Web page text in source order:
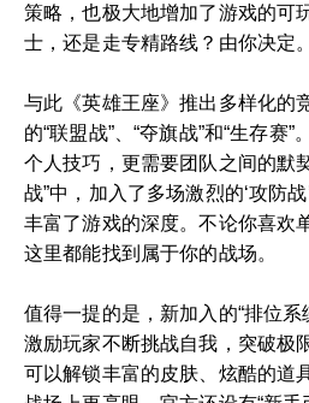
策略，也极大地增加了游戏的可
士，还是走专精路线？由你决定。
与此《英雄王座》推出多样化的
的“联盟战”、“夺旗战”和“生存赛
个人技巧，更需要团队之间的默
战”中，加入了多场激烈的‘攻防战
丰富了游戏的深度。不论你喜欢
这里都能找到属于你的战场。
值得一提的是，新加入的“排位系
激励玩家不断挑战自我，突破极
可以解锁丰富的皮肤、炫酷的道